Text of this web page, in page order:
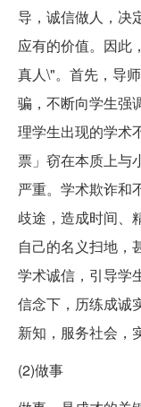
导，诚信做人，决
应有的价值。因此
真人\"。首先，导
骗，不断向学生强
理学生出现的学术
票」窃在本质上与
严重。学术欺诈和
歧途，造成时间、
自己的名义扫地
学术诚信，引导学
信念下，历练成诚
新知，服务社会，
(2)做事